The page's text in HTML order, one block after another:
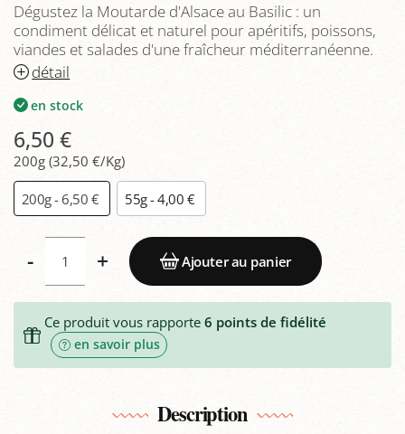
Dégustez la Moutarde d'Alsace au Basilic : un
condiment délicat et naturel pour apéritifs, poissons,
viandes et salades d'une fraîcheur méditerranéenne.
détail
en stock
6,50 €
200g (32,50 €/Kg)
200g - 6,50 € 55g - 4,00 €
- + Ajouter au panier
Ce produit vous rapporte 6 points de fidélité
en savoir plus
Description